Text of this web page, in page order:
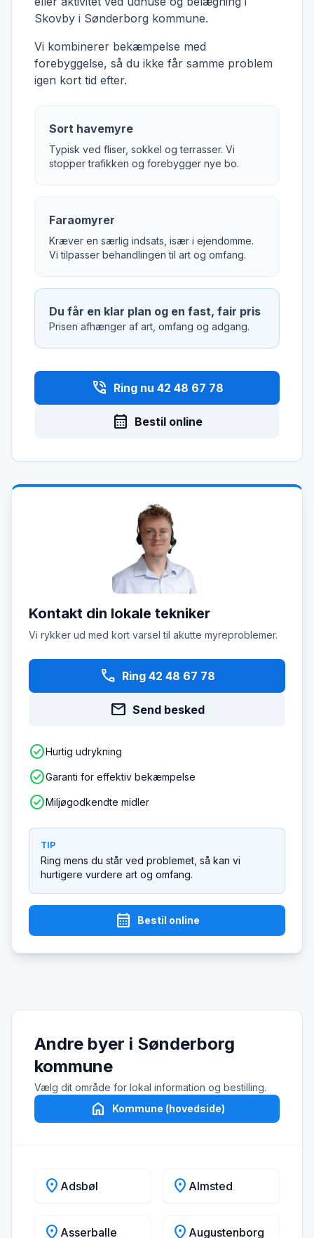
Skovby i Sønderborg kommune.
Vi kombinerer bekæmpelse med
forebyggelse, så du ikke får samme problem
igen kort tid efter.
Sort havemyre
Typisk ved fliser, sokkel og terrasser. Vi
stopper trafikken og forebygger nye bo.
Faraomyrer
Kræver en særlig indsats, især i ejendomme.
Vi tilpasser behandlingen til art og omfang.
Du får en klar plan og en fast, fair pris
Prisen afhænger af art, omfang og adgang.
phone_in_talk Ring nu 42 48 67 78
calendar_month Bestil online
Kontakt din lokale tekniker
Vi rykker ud med kort varsel til akutte myreproblemer.
phone Ring 42 48 67 78
mail Send besked
check_circleHurtig udrykning
check_circleGaranti for effektiv bekæmpelse
check_circleMiljøgodkendte midler
TIP
Ring mens du står ved problemet, så kan vi
hurtigere vurdere art og omfang.
calendar_month Bestil online
Andre byer i Sønderborg
kommune
Vælg dit område for lokal information og bestilling.
home Kommune (hovedside)
location_on Adsbøl location_on Almsted
location_on Asserballe location_on Augustenborg